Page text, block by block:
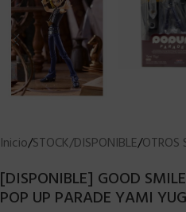
Inicio/STOCK/DISPONIBLE/OTROS
[DISPONIBLE] GOOD
POP UP PARADE YAMI